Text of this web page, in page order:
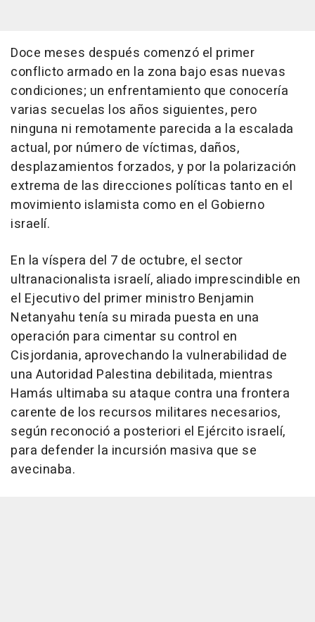
Doce meses después comenzó el primer
conflicto armado en la zona bajo esas nuevas
condiciones; un enfrentamiento que conocería
varias secuelas los años siguientes, pero
ninguna ni remotamente parecida a la escalada
actual, por número de víctimas, daños,
desplazamientos forzados, y por la polarización
extrema de las direcciones políticas tanto en el
movimiento islamista como en el Gobierno
israelí.
En la víspera del 7 de octubre, el sector
ultranacionalista israelí, aliado imprescindible en
el Ejecutivo del primer ministro Benjamin
Netanyahu tenía su mirada puesta en una
operación para cimentar su control en
Cisjordania, aprovechando la vulnerabilidad de
una Autoridad Palestina debilitada, mientras
Hamás ultimaba su ataque contra una frontera
carente de los recursos militares necesarios,
según reconoció a posteriori el Ejército israelí,
para defender la incursión masiva que se
avecinaba.